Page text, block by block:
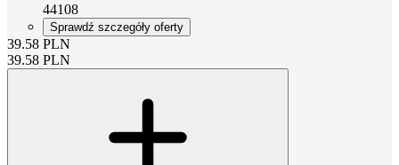
44108
Sprawdź szczegóły oferty
39.58 PLN
39.58 PLN